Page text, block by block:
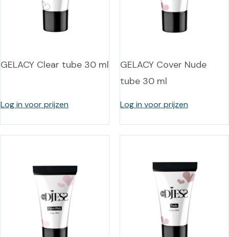
GELACY Clear tube 30 ml
Log in voor prijzen
GELACY Cover Nude
tube 30 ml
Log in voor prijzen